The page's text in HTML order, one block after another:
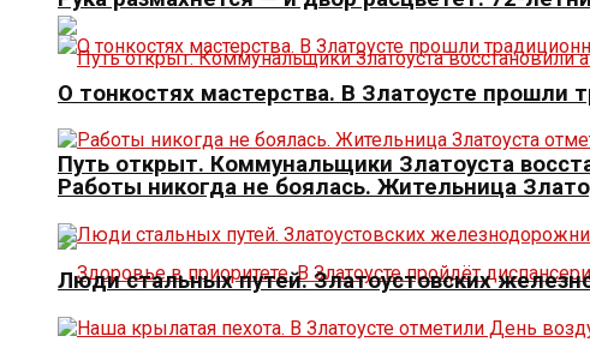
Путь открыт. Коммунальщики Златоуста
О тонкостях мастерства. В Златоусте прошли
Работы никогда не боялась. Жительница
Люди стальных путей. Златоустовских